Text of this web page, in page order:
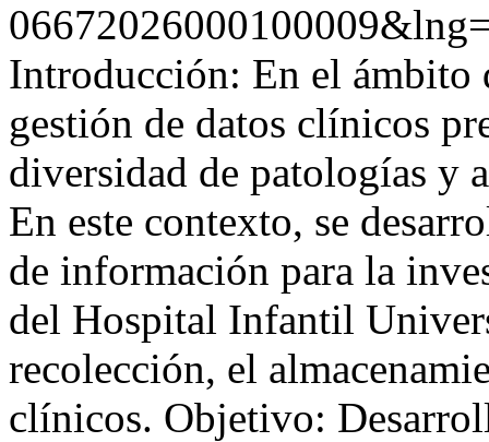
Introducción: En el ámbito
gestión de datos clínicos
diversidad de patologías y
En este contexto, se
de información para la
del Hospital Infantil
recolección, el
clínicos. Objetivo: